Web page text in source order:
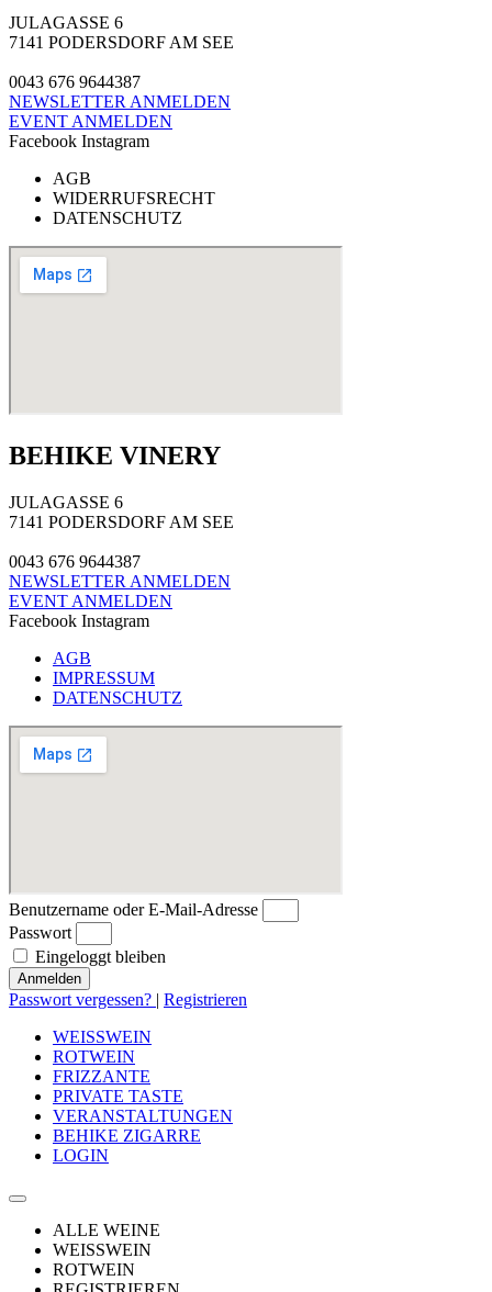
JULAGASSE 6
7141 PODERSDORF AM SEE
0043 676 9644387
NEWSLETTER ANMELDEN
EVENT ANMELDEN
Facebook Instagram
AGB
WIDERRUFSRECHT
DATENSCHUTZ
BEHIKE VINERY
JULAGASSE 6
7141 PODERSDORF AM SEE
0043 676 9644387
NEWSLETTER ANMELDEN
EVENT ANMELDEN
Facebook Instagram
AGB
IMPRESSUM
DATENSCHUTZ
Benutzername oder E-Mail-Adresse
Passwort
Eingeloggt bleiben
Anmelden
Passwort vergessen? | Registrieren
WEISSWEIN
ROTWEIN
FRIZZANTE
PRIVATE TASTE
VERANSTALTUNGEN
BEHIKE ZIGARRE
LOGIN
ALLE WEINE
WEISSWEIN
ROTWEIN